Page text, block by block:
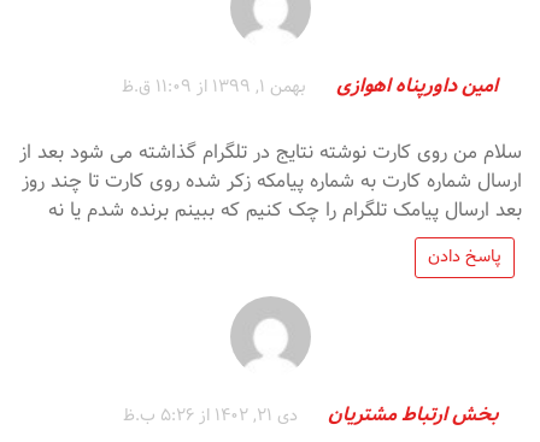
امین داورپناه اهوازی بهمن 1, 1399 از 11:09 ق.ظ
سلام من روی کارت نوشته نتایج در تلگرام گذاشته می شود بعد از
ارسال شماره کارت به شماره پیامکه‌ زکر شده روی کارت تا چند روز
بعد ارسال پیامک تلگرام را چک کنیم که ببینم برنده شدم یا نه
پاسخ دادن
بخش ارتباط مشتریان دی 21, 1402 از 5:26 ب.ظ